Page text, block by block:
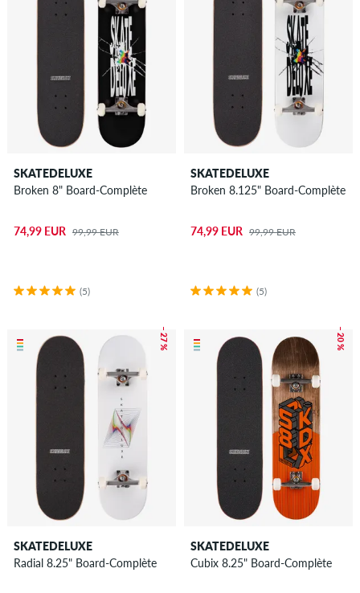
SKATEDELUXE
Broken 8" Board-Complète
74,99 EUR 99,99 EUR
(5)
SKATEDELUXE
Broken 8.125" Board-Complète
74,99 EUR 99,99 EUR
(5)
– 27 %
SKATEDELUXE
Radial 8.25" Board-Complète
– 20 %
SKATEDELUXE
Cubix 8.25" Board-Complète